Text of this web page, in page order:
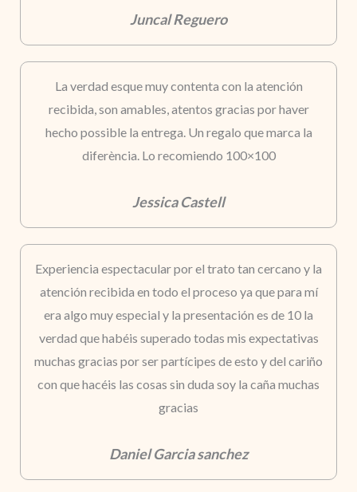
Juncal Reguero
La verdad esque muy contenta con la atención
recibida, son amables, atentos gracias por haver
hecho possible la entrega. Un regalo que marca la
diferència. Lo recomiendo 100×100
Jessica Castell
Experiencia espectacular por el trato tan cercano y la
atención recibida en todo el proceso ya que para mí
era algo muy especial y la presentación es de 10 la
verdad que habéis superado todas mis expectativas
muchas gracias por ser partícipes de esto y del cariño
con que hacéis las cosas sin duda soy la caña muchas
gracias
Daniel Garcia sanchez